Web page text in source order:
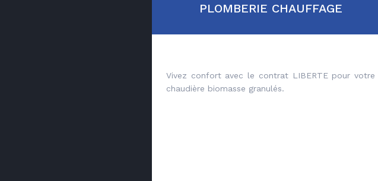
PLOMBERIE CHAUFFAGE
Vivez confort avec le contrat LIBERTE pour votre
chaudière biomasse granulés.